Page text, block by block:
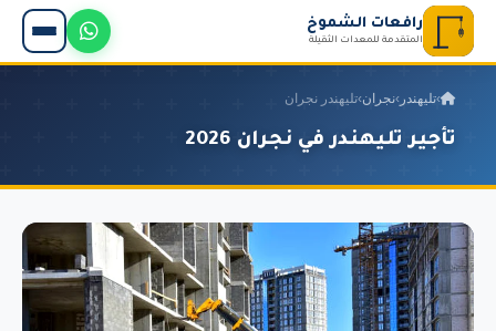
رافعات الشموخ
المتقدمة للمعدات الثقيلة
›تليهندر ›نجران›تليهندر نجران
تأجير تليهندر في نجران 2026